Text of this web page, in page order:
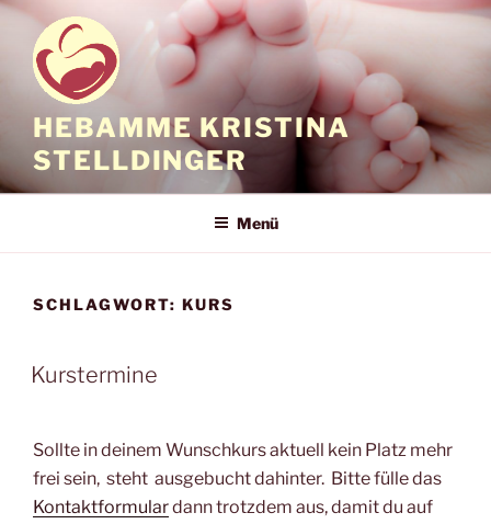
Zum
Inhalt
springen
HEBAMME KRISTINA
STELLDINGER
Menü
SCHLAGWORT: KURS
Kurstermine
Sollte in deinem Wunschkurs aktuell kein Platz mehr
frei sein, steht ausgebucht dahinter. Bitte fülle das
Kontaktformulardann trotzdem aus, damit du auf